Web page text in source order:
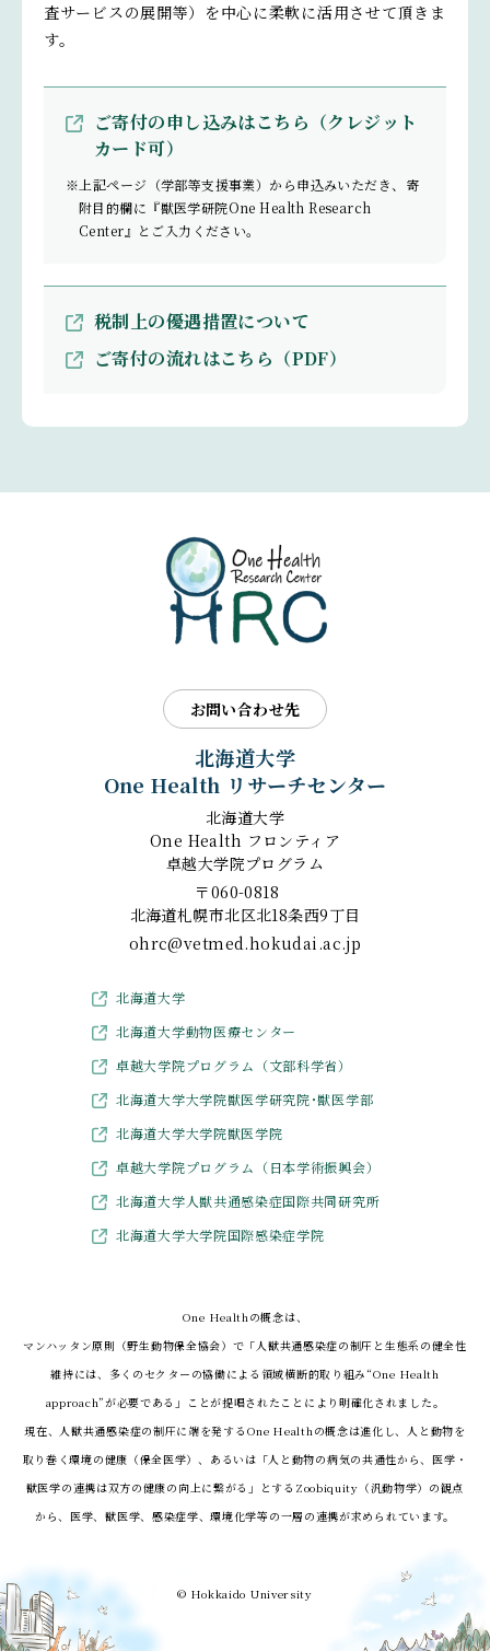
査サービスの展開等）を中心に柔軟に活用させて頂きま
す。
ご寄付の申し込みはこちら（クレジット
カード可）
※上記ページ（学部等支援事業）から申込みいただき、寄
附目的欄に『獣医学研院One Health Research
Center』とご入力ください。
税制上の優遇措置について
ご寄付の流れはこちら（PDF）
お問い合わせ先
北海道大学
One Health リサーチセンター
北海道大学
One Health フロンティア
卓越大学院プログラム
〒060-0818
北海道札幌市北区北18条西9丁目
ohrc@vetmed.hokudai.ac.jp
北海道大学
北海道大学動物医療センター
卓越大学院プログラム（文部科学省）
北海道大学大学院獣医学研究院･獣医学部
北海道大学大学院獣医学院
卓越大学院プログラム（日本学術振興会）
北海道大学人獣共通感染症国際共同研究所
北海道大学大学院国際感染症学院
One Healthの概念は、
マンハッタン原則（野生動物保全協会）で「人獣共通感染症の制圧と生態系の健全性
維持には、 多くのセクターの協働による領域横断的取り組み“One Health
approach”が必要である」ことが提唱されたことにより明確化されました。
現在、人獣共通感染症の制圧に端を発するOne Healthの概念は進化し、人と動物を
取り巻く環境の健康（保全医学）、 あるいは「人と動物の病気の共通性から、医学・
獣医学の連携は双方の健康の向上に繋がる」とするZoobiquity（汎動物学）の観点
から、 医学、獣医学、感染症学、環境化学等の一層の連携が求められています。
© Hokkaido University